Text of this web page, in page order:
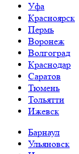
Уфа
Красноярск
Пермь
Воронеж
Волгоград
Краснодар
Саратов
Тюмень
Тольятти
Ижевск
Барнаул
Ульяновск